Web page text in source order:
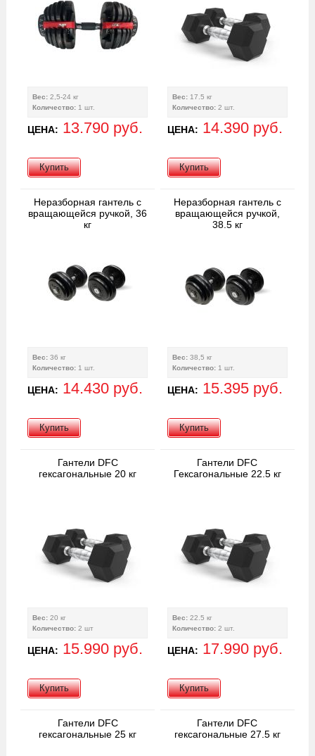
Вес:2,5-24 кг
Количество:1 шт.
ЦЕНА: 13.790 руб.
Купить
Вес:17.5 кг
Количество:2 шт.
ЦЕНА: 14.390 руб.
Купить
Неразборная гантель c
вращающейся ручкой, 36
кг
Вес:36 кг
Количество:1 шт.
ЦЕНА: 14.430 руб.
Купить
Неразборная гантель c
вращающейся ручкой,
38.5 кг
Вес:38,5 кг
Количество:1 шт.
ЦЕНА: 15.395 руб.
Купить
Гантели DFC
гексагональные 20 кг
Вес:20 кг
Количество:2 шт
ЦЕНА: 15.990 руб.
Купить
Гантели DFC
Гексагональные 22.5 кг
Вес:22.5 кг
Количество:2 шт.
ЦЕНА: 17.990 руб.
Купить
Гантели DFC
гексагональные 25 кг
Гантели DFC
гексагональные 27.5 кг